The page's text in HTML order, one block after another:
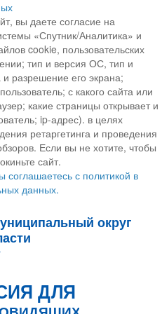
вы даете согласие на
«Спутник/Аналитика» и
cookie, пользовательских
тип и версия ОС, тип и
и разрешение его экрана;
с какого сайта или
какие страницы открывает и
ip-адрес). в целях
ретаргетинга и проведения
Если вы не хотите, чтобы
сайт.
соглашаетесь с политикой в
данных.